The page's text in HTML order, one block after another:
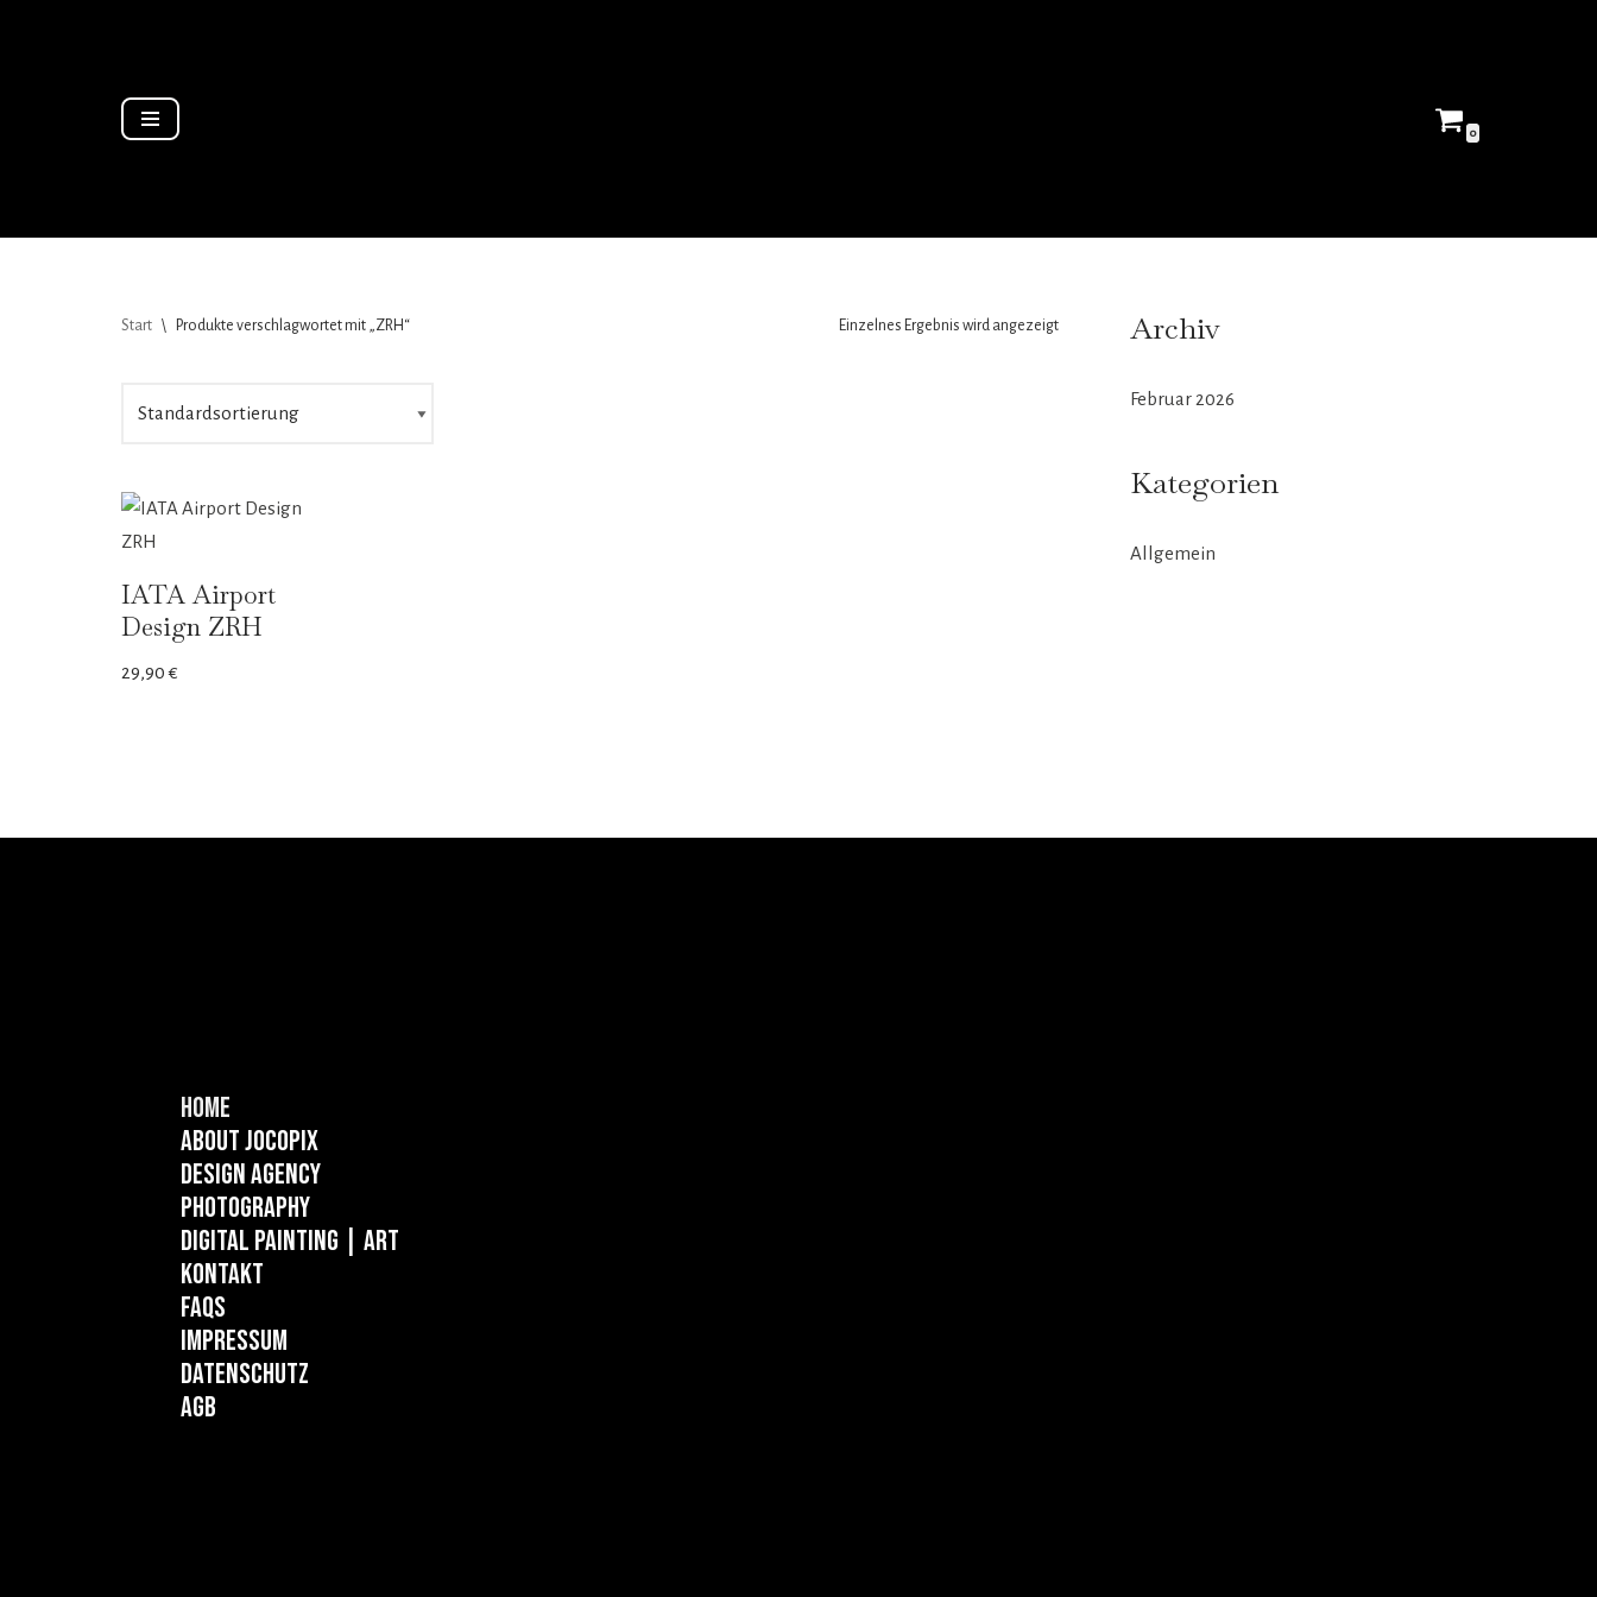
0
Start \ Produkte verschlagwortet mit „ZRH“ Einzelnes Ergebnis wird angezeigt
IATA Airport
Design ZRH
29,90€
Archiv
Februar 2026
Kategorien
Allgemein
Home
About Jocopix
Design Agency
Photography
Digital Painting | ART
Kontakt
FAQs
Impressum
Datenschutz
AGB